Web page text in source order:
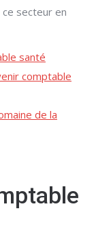
secteur en
santé
comptable
de la